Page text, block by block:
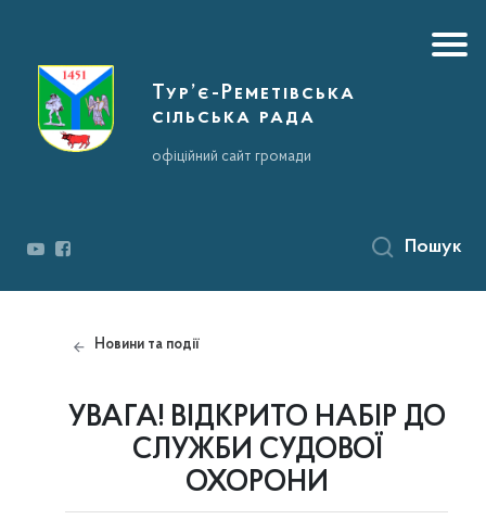
Тур’є-Реметівська
сільська рада
офіційний сайт громади
Пошук
Новини та події
УВАГА! ВІДКРИТО НАБІР ДО
СЛУЖБИ СУДОВОЇ
ОХОРОНИ